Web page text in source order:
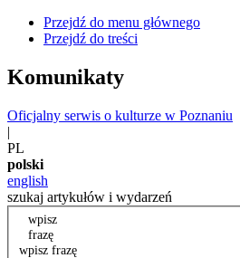
Przejdź do menu głównego
Przejdź do treści
Komunikaty
Oficjalny serwis o kulturze w Poznaniu
|
PL
polski
english
szukaj artykułów i wydarzeń
wpisz
frazę
wpisz frazę